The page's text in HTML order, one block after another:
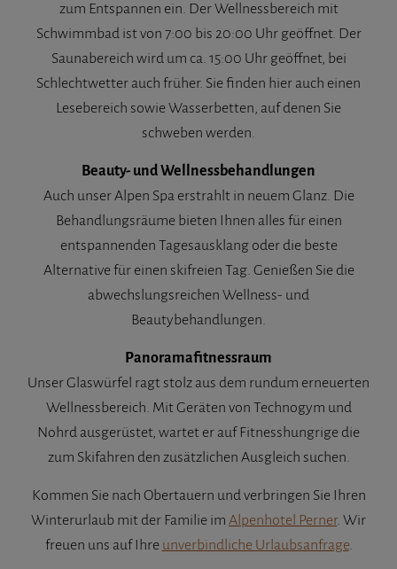
zum Entspannen ein. Der Wellnessbereich mit
Schwimmbad ist von 7:00 bis 20:00 Uhr geöffnet. Der
Saunabereich wird um ca. 15:00 Uhr geöffnet, bei
Schlechtwetter auch früher. Sie finden hier auch einen
Lesebereich sowie Wasserbetten, auf denen Sie
schweben werden.
Beauty- und Wellnessbehandlungen
Auch unser Alpen Spa erstrahlt in neuem Glanz. Die
Behandlungsräume bieten Ihnen alles für einen
entspannenden Tagesausklang oder die beste
Alternative für einen skifreien Tag. Genießen Sie die
abwechslungsreichen Wellness- und
Beautybehandlungen.
Panoramafitnessraum
Unser Glaswürfel ragt stolz aus dem rundum erneuerten
Wellnessbereich. Mit Geräten von Technogym und
Nohrd ausgerüstet, wartet er auf Fitnesshungrige die
zum Skifahren den zusätzlichen Ausgleich suchen.
Kommen Sie nach Obertauern und verbringen Sie Ihren
Winterurlaub mit der Familie im Alpenhotel Perner. Wir
freuen uns auf Ihre unverbindliche Urlaubsanfrage.